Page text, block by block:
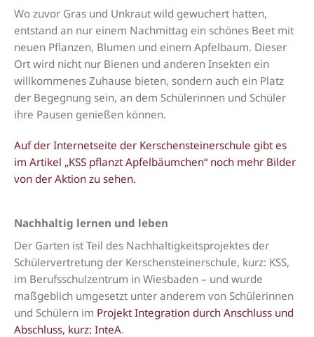
Wo zuvor Gras und Unkraut wild gewuchert hatten,
entstand an nur einem Nachmittag ein schönes Beet mit
neuen Pflanzen, Blumen und einem Apfelbaum. Dieser
Ort wird nicht nur Bienen und anderen Insekten ein
willkommenes Zuhause bieten, sondern auch ein Platz
der Begegnung sein, an dem Schülerinnen und Schüler
ihre Pausen genießen können.
Auf der Internetseite der Kerschensteinerschule gibt es
im Artikel „KSS pflanzt Apfelbäumchen“ noch mehr Bilder
von der Aktion zu sehen.
Nachhaltig lernen und leben
Der Garten ist Teil des Nachhaltigkeitsprojektes der
Schülervertretung der Kerschensteinerschule, kurz: KSS,
im Berufsschulzentrum in Wiesbaden – und wurde
maßgeblich umgesetzt unter anderem von Schülerinnen
und Schülern im Projekt Integration durch Anschluss und
Abschluss, kurz: InteA.